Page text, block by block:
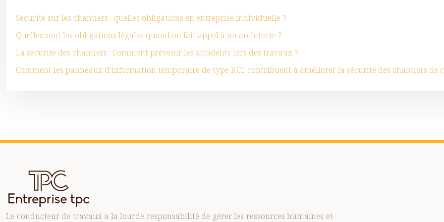
Sécurité sur les chantiers : quelles obligations en entreprise individuelle ?
Quelles sont les obligations légales quand on fait appel à un architecte ?
La sécurité des chantiers : Comment prévenir les accidents lors des travaux ?
Comment les panneaux d’information temporaire de type KC1 contribuent à améliorer la sécurité des chantiers de
Le conducteur de travaux a la lourde responsabilité de gérer les ressources humaines et